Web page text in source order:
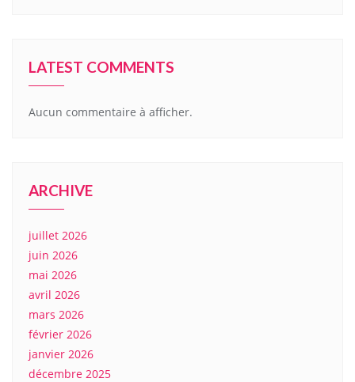
LATEST COMMENTS
Aucun commentaire à afficher.
ARCHIVE
juillet 2026
juin 2026
mai 2026
avril 2026
mars 2026
février 2026
janvier 2026
décembre 2025